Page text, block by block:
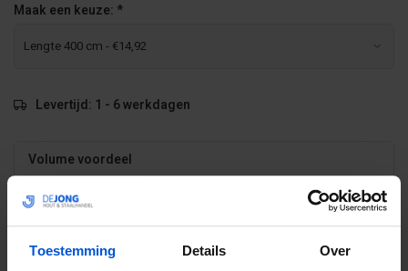
Toestemming Details Over
Maak een keuze: *
Levertijd: 1 - 6 werkdagen
Volume voordeel
168